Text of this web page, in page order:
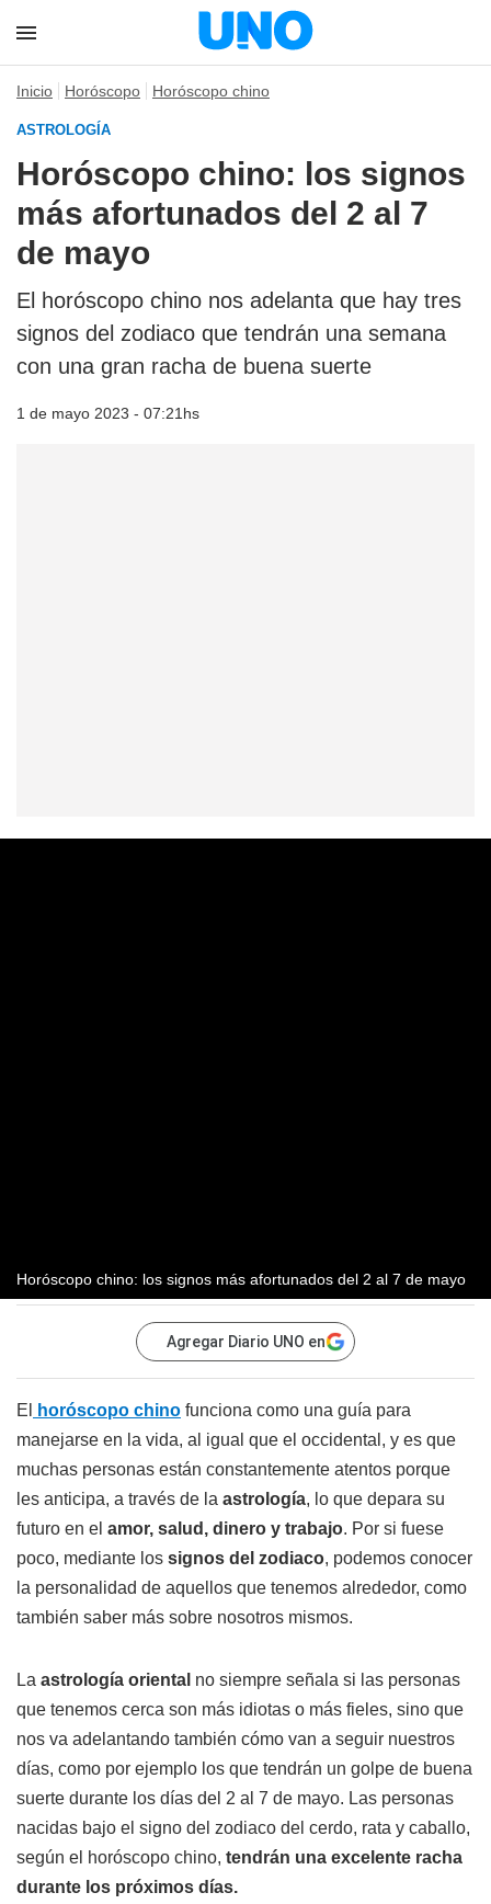
Inicio Horóscopo Horóscopo chino
ASTROLOGÍA
Horóscopo chino: los signos
más afortunados del 2 al 7
de mayo
El horóscopo chino nos adelanta que hay tres
signos del zodiaco que tendrán una semana
con una gran racha de buena suerte
1 de mayo 2023 - 07:21hs
Horóscopo chino: los signos más afortunados del 2 al 7 de mayo
Agregar Diario UNO en
El horóscopo chino funciona como una guía para
manejarse en la vida, al igual que el occidental, y es que
muchas personas están constantemente atentos porque
les anticipa, a través de la astrología, lo que depara su
futuro en el amor, salud, dinero y trabajo. Por si fuese
poco, mediante los signos del zodiaco, podemos conocer
la personalidad de aquellos que tenemos alrededor, como
también saber más sobre nosotros mismos.
La astrología oriental no siempre señala si las personas
que tenemos cerca son más idiotas o más fieles, sino que
nos va adelantando también cómo van a seguir nuestros
días, como por ejemplo los que tendrán un golpe de buena
suerte durante los días del 2 al 7 de mayo. Las personas
nacidas bajo el signo del zodiaco del cerdo, rata y caballo,
según el horóscopo chino, tendrán una excelente racha
durante los próximos días.